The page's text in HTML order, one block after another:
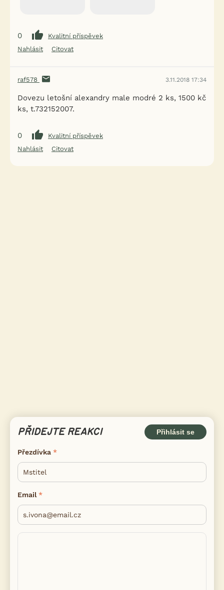
0
Kvalitní příspěvek
Nahlásit
Citovat
raf578 3.11.2018 17:34
Dovezu letošní alexandry male modré 2 ks, 1500 kč
ks, t.732152007.
0
Kvalitní příspěvek
Nahlásit
Citovat
PŘIDEJTE REAKCI Přihlásit se
Přezdívka
Email